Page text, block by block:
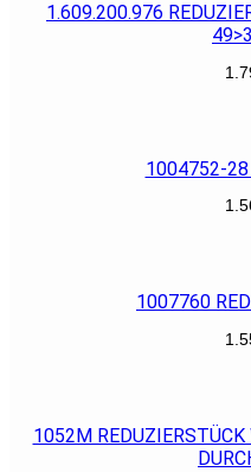
1.609.200.976
1004752-28
1007760
1052M